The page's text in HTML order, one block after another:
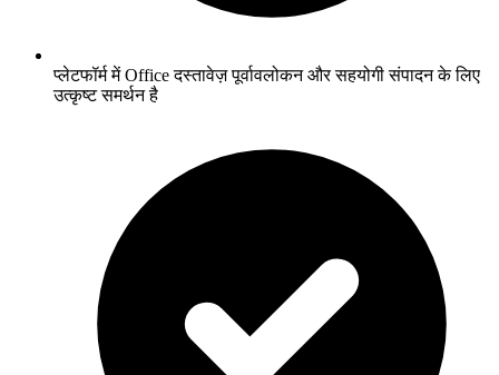
प्लेटफॉर्म में Office दस्तावेज़ पूर्वावलोकन और सहयोगी संपादन के लिए
उत्कृष्ट समर्थन है